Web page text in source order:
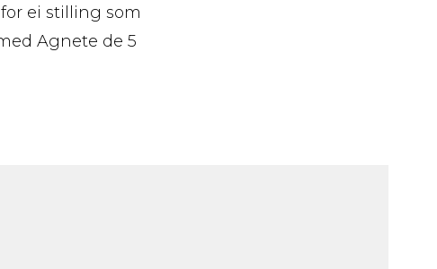
ei stilling som
Agnete de 5